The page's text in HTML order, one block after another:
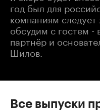
год был для
компаниям
обсудим с гостем -
партнёр и
Шилов.
Все выпуски